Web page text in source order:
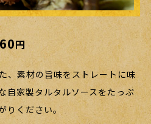
円
驚くほど濃厚な味わい！食欲を
とお酒が進みます。たっぷりの
りください。
と一緒に炒めた、香ばしさとぷ
ニラ炒め〟。レバー独特の臭み
いますので、苦手な方にも自信
円
、素材の旨味をストレートに味
自家製タルタルソースをたっぷ
りください。